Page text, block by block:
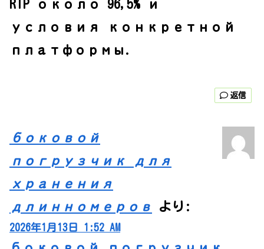
RTP около 96,5% и
условия конкретной
платформы.
返信
боковой
погрузчик для
хранения
длинномеров
より:
2026年1月13日 1:52 AM